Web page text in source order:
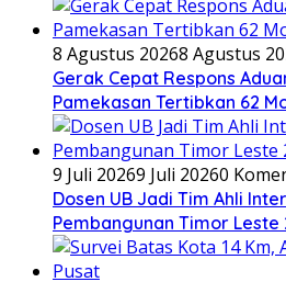
8 Agustus 20268 Agustus
Gerak Cepat Respons
Pamekasan Tertibkan 62
9 Juli 20269 Juli 20260
Dosen UB Jadi Tim Ahli
Pembangunan Timor Leste